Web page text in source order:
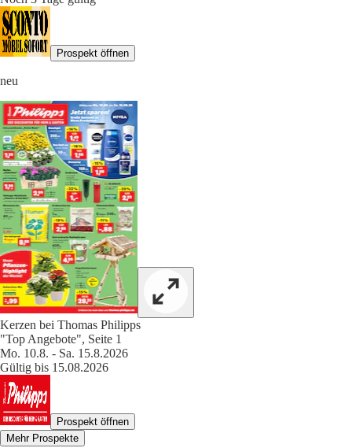
Prospekt öffnen
neu
Kerzen bei Thomas Philipps
"Top Angebote", Seite 1
Mo. 10.8. - Sa. 15.8.2026
Gültig bis 15.08.2026
Prospekt öffnen
Mehr Prospekte